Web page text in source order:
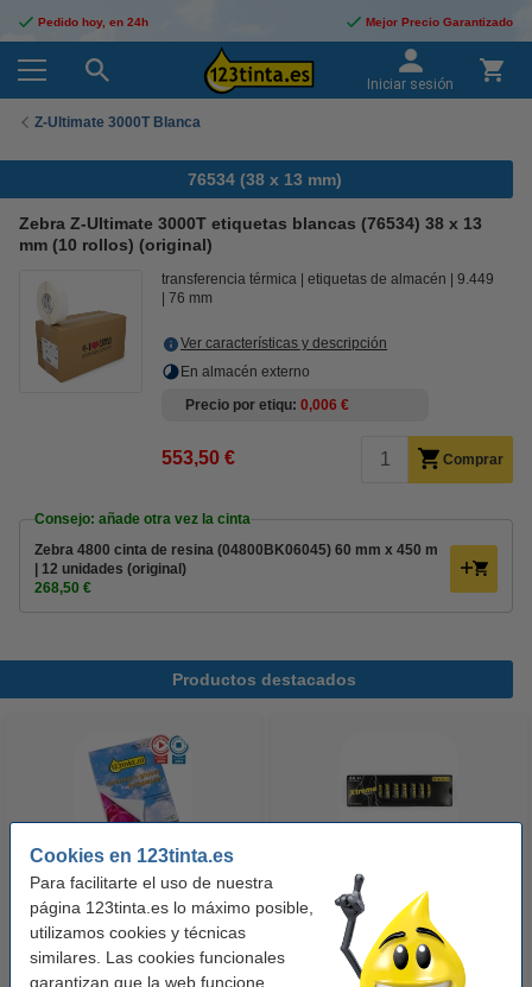
Cookies en 123tinta.es
Para facilitarte el uso de nuestra
página 123tinta.es lo máximo posible,
utilizamos cookies y técnicas
similares. Las cookies funcionales
garantizan que la web funcione
Pedido hoy, en 24h Mejor Precio Garantizado
Iniciar sesión
Z-Ultimate 3000T Blanca
76534 (38 x 13 mm)
Zebra Z-Ultimate 3000T etiquetas blancas (76534) 38 x 13
mm (10 rollos) (original)
transferencia térmica etiquetas de almacén
9.449
76 mm
Ver características y descripción
En almacén externo
Precio por etiqu 0,006 €
553,50 € Comprar
Consejo: añade otra vez la cinta
Zebra 4800 cinta de resina (04800BK06045) 60 mm x 450 m
| 12 unidades (original)
268,50 €
Productos destacados
123tinta Papel fotográfico
Premium Glossy brillo alto | 10 x
15 cm | 260g | 100 hojas
123tinta Pilas Alcalinas Xtreme
Power AA - LR06 - MN1500 - 24
unidades